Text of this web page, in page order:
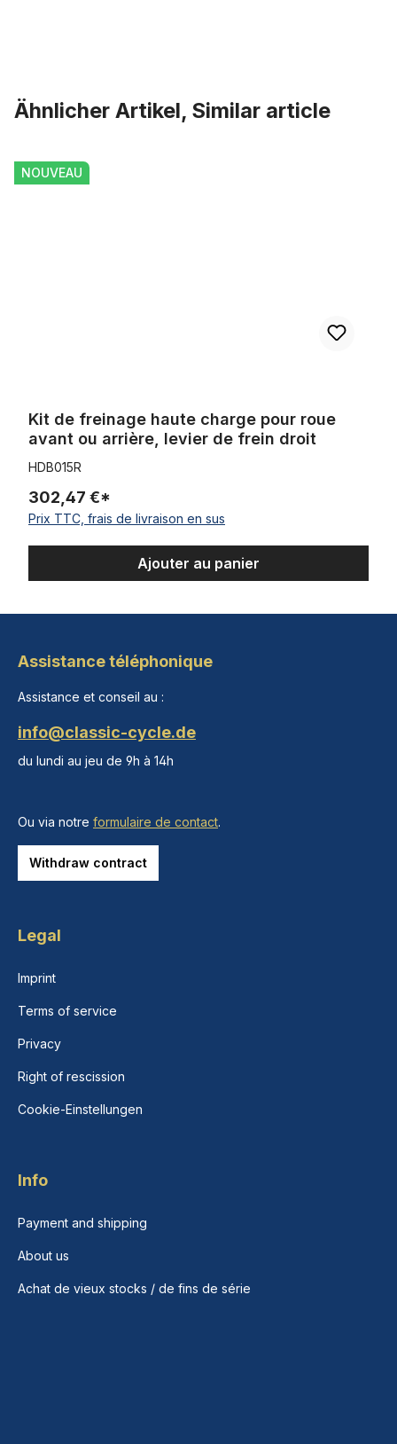
Ähnlicher Artikel, Similar article
Kit de freinage haute charge pour roue avant ou arrière, levier
NOUVEAU
Kit de freinage haute charge pour roue
avant ou arrière, levier de frein droit
HDB015R
302,47 €*
Prix TTC, frais de livraison en sus
Ajouter au panier
Assistance téléphonique
Assistance et conseil au :
info@classic-cycle.de
du lundi au jeu de 9h à 14h
Ou via notre formulaire de contact.
Withdraw contract
Legal
Imprint
Terms of service
Privacy
Right of rescission
Cookie-Einstellungen
Info
Payment and shipping
About us
Achat de vieux stocks / de fins de série